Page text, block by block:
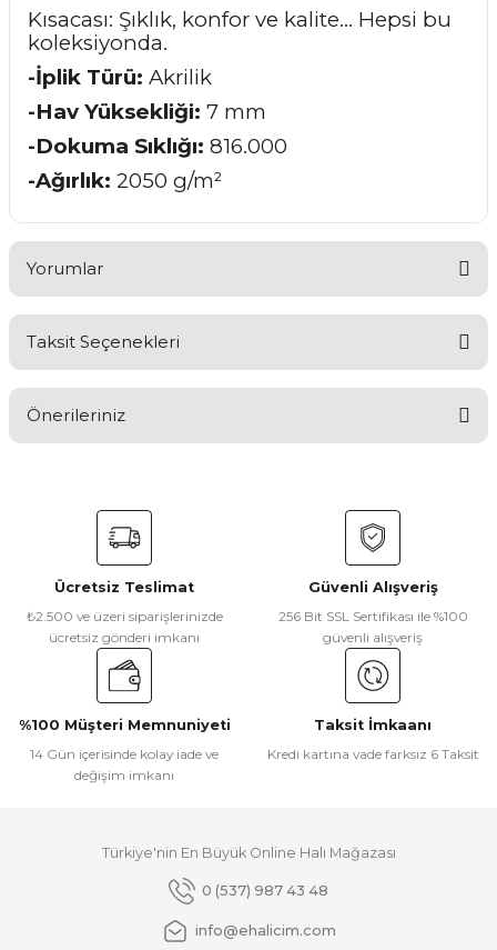
Kısacası: Şıklık, konfor ve kalite… Hepsi bu
koleksiyonda.
-İplik Türü: Akrilik
-Hav Yüksekliği: 7 mm
-Dokuma Sıklığı: 816.000
-Ağırlık: 2050 g/m²
Yorumlar
Yorum Yaz
Taksit Seçenekleri
Önerileriniz
konularda yetersiz gördüğünüz noktaları öneri formunu
kullanarak tarafımıza iletebilirsiniz.
Görüş ve önerileriniz için teşekkür ederiz.
Ürün resmi kalitesiz, bozuk veya görüntülenemiyor.
Ürün açıklamasında eksik bilgiler bulunuyor.
Ürün bilgilerinde hatalar bulunuyor.
Ürün fiyatı diğer sitelerden daha pahalı.
Gönder
Ücretsiz Teslimat
₺2.500 ve üzeri siparişlerinizde
ücretsiz gönderi imkanı
Güvenli Alışveriş
256 Bit SSL Sertifikası ile %100
güvenli alışveriş
%100 Müşteri Memnuniyeti
14 Gün içerisinde kolay iade ve
değişim imkanı
Taksit İmkaanı
Kredi kartına vade farksız 6 Taksit
Türkiye'nin En Büyük Online Halı Mağazası
0 (537) 987 43 48
info@ehalicim.com